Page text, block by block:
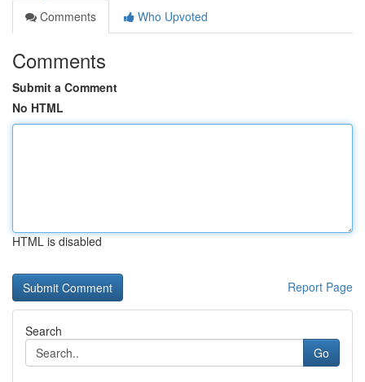
Comments
Who Upvoted
Comments
Submit a Comment
No HTML
HTML is disabled
Report Page
Search
Go